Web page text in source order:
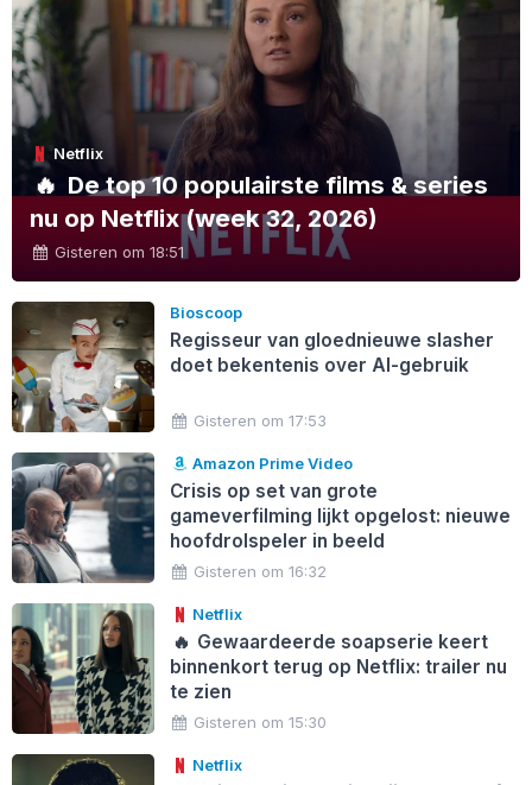
Netflix
🔥 De top 10 populairste films & series
nu op Netflix (week 32, 2026)
Gisteren om 18:51
Bioscoop
Regisseur van gloednieuwe slasher
doet bekentenis over AI-gebruik
Gisteren om 17:53
Amazon Prime Video
Crisis op set van grote
gameverfilming lijkt opgelost: nieuwe
hoofdrolspeler in beeld
Gisteren om 16:32
Netflix
🔥 Gewaardeerde soapserie keert
binnenkort terug op Netflix: trailer nu
te zien
Gisteren om 15:30
Netflix